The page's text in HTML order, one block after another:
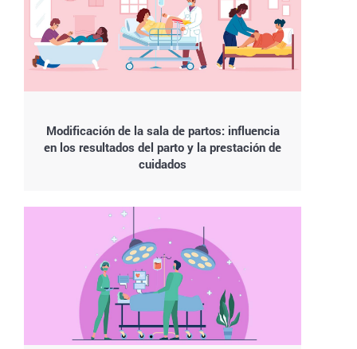
Modificación de la sala de partos: influencia
en los resultados del parto y la prestación de
cuidados